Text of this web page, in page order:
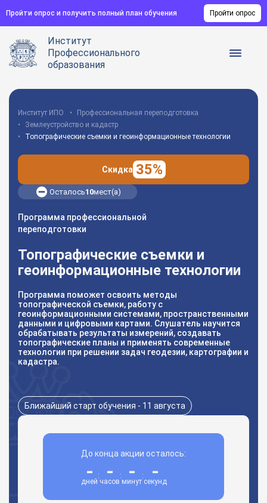
Пройти опрос и получить полный план обучения Пройти опрос
Институт
Профессионального
образования
Институт ИПО
Профессиональная переподготовка
Землеустройство и кадастр
Топографические съемки и геоинформационные технологии
Скидка 35%
Осталось10мест(а)
Программа профессиональной
переподготовки
Топографические съемки и
геоинформационные технологии
Программа поможет освоить методы
топографической съемки, работу с
геоинформационными системами, пространственными
данными и цифровыми картами. Слушатель научится
обрабатывать результаты измерений, создавать
топографические планы и применять современные
технологии при решении задач геодезии, картографии и
кадастра.
Ближайший старт обучения - 11 августа
До конца акции осталось:
-
дней
: -
часов
: -
минут
: -
секунд